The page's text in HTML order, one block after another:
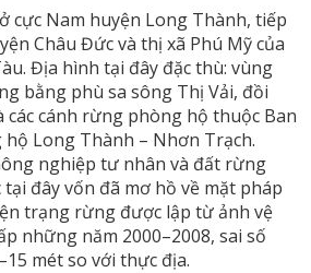
cực Nam huyện Long Thành, tiếp
Châu Đức và thị xã Phú Mỹ của
Địa hình tại đây đặc thù: vùng
bằng phù sa sông Thị Vải, đồi
các cánh rừng phòng hộ thuộc Ban
Long Thành – Nhơn Trạch.
nghiệp tư nhân và đất rừng
đây vốn đã mơ hồ về mặt pháp
trạng rừng được lập từ ảnh vệ
những năm 2000–2008, sai số
mét so với thực địa.